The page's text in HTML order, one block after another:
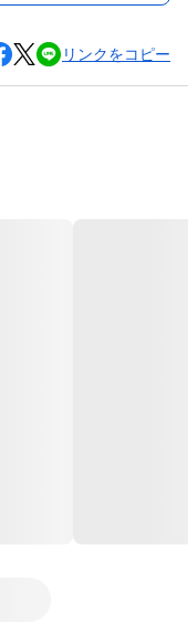
リンクをコピー